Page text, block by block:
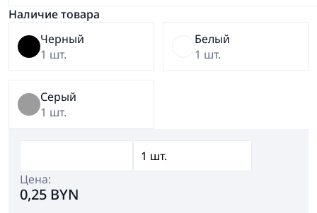
Наличие товара
Черный
1 шт.
Белый
1 шт.
Серый
1 шт.
Цена:
0,25 BYN